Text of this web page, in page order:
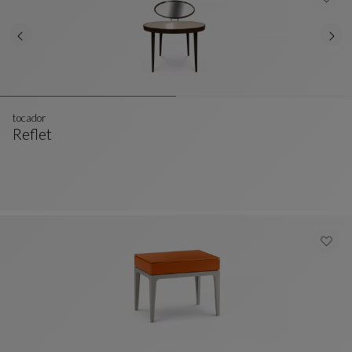
Reflet
tocador